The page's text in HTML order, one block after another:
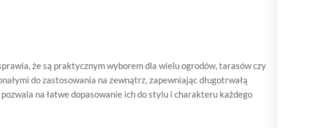
że są praktycznym wyborem dla wielu ogrodów, tarasów czy
do zastosowania na zewnątrz, zapewniając długotrwałą
na łatwe dopasowanie ich do stylu i charakteru każdego